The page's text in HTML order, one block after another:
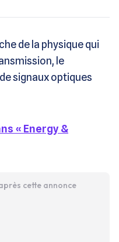
de la physique qui
le
signaux optiques
« Energy &
cette annonce